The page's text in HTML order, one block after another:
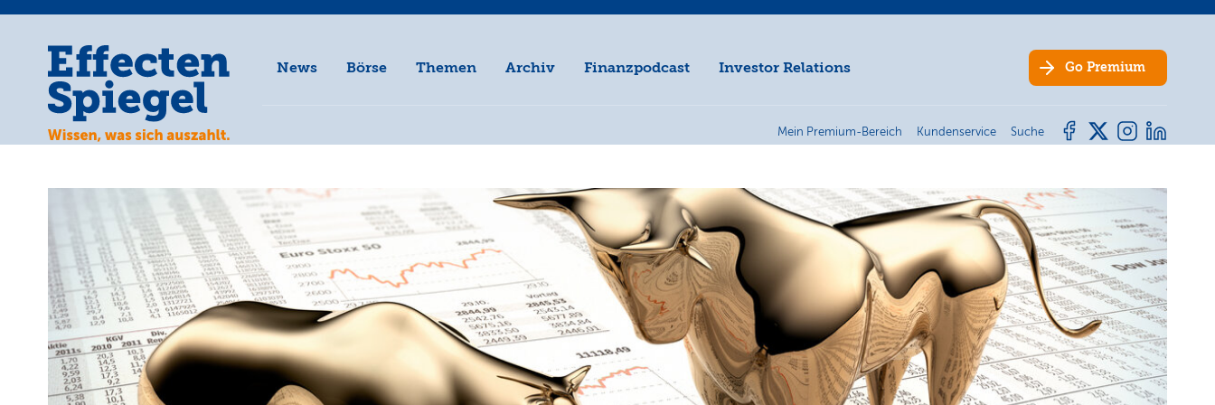
News Börse Themen Archiv Finanzpodcast Investor Relations Go Premium
Mein Premium-Bereich Kundenservice Suche